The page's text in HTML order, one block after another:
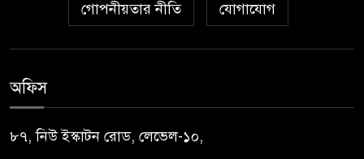
গোপনীয়তার নীতি যোগাযোগ
অফিস
৮৭, নিউ ইস্কাটন রোড, লেভেল-১০,